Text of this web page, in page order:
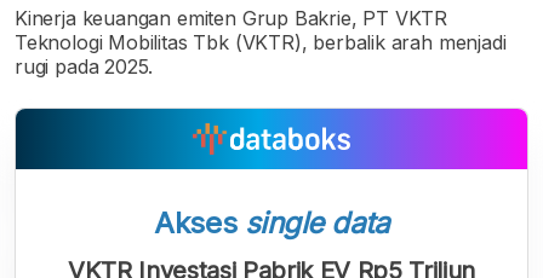
Kinerja keuangan emiten Grup Bakrie, PT VKTR
Teknologi Mobilitas Tbk (VKTR), berbalik arah menjadi
rugi pada 2025.
Akses single data
VKTR Investasi Pabrik EV Rp5 Triliun